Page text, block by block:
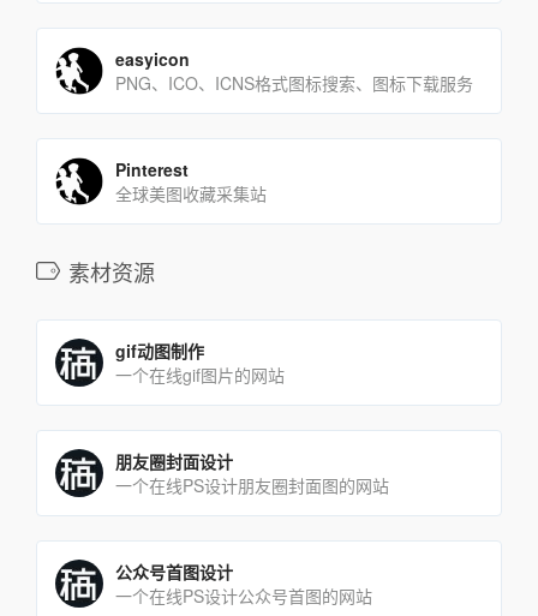
easyicon
PNG、ICO、ICNS格式图标搜索、图标下载服务
Pinterest
全球美图收藏采集站
素材资源
gif动图制作
一个在线gif图片的网站
朋友圈封面设计
一个在线PS设计朋友圈封面图的网站
公众号首图设计
一个在线PS设计公众号首图的网站